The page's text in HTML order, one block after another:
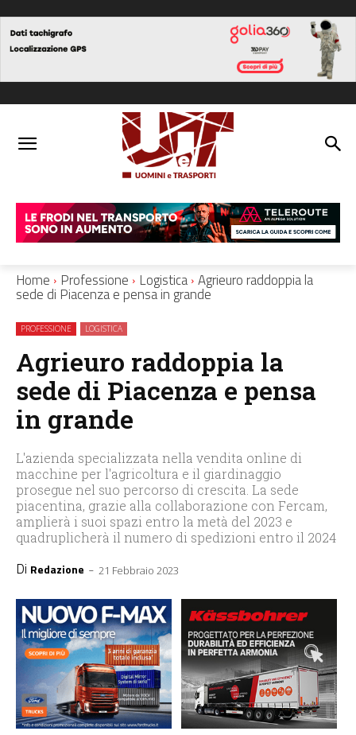
Home Professione Logistica Agrieuro raddoppia la
sede di Piacenza e pensa in grande
PROFESSIONE LOGISTICA
Agrieuro raddoppia la
sede di Piacenza e pensa
in grande
L'azienda specializzata nella vendita online di
macchine per l'agricoltura e il giardinaggio
prosegue nel suo percorso di crescita. La sede
piacentina, grazie alla collaborazione con Fercam,
amplierà i suoi spazi entro la metà del 2023 e
quadruplicherà il numero di spedizioni entro il 2024
Di Redazione - 21 Febbraio 2023